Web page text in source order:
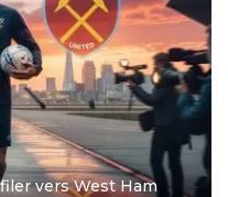
vers West Ham